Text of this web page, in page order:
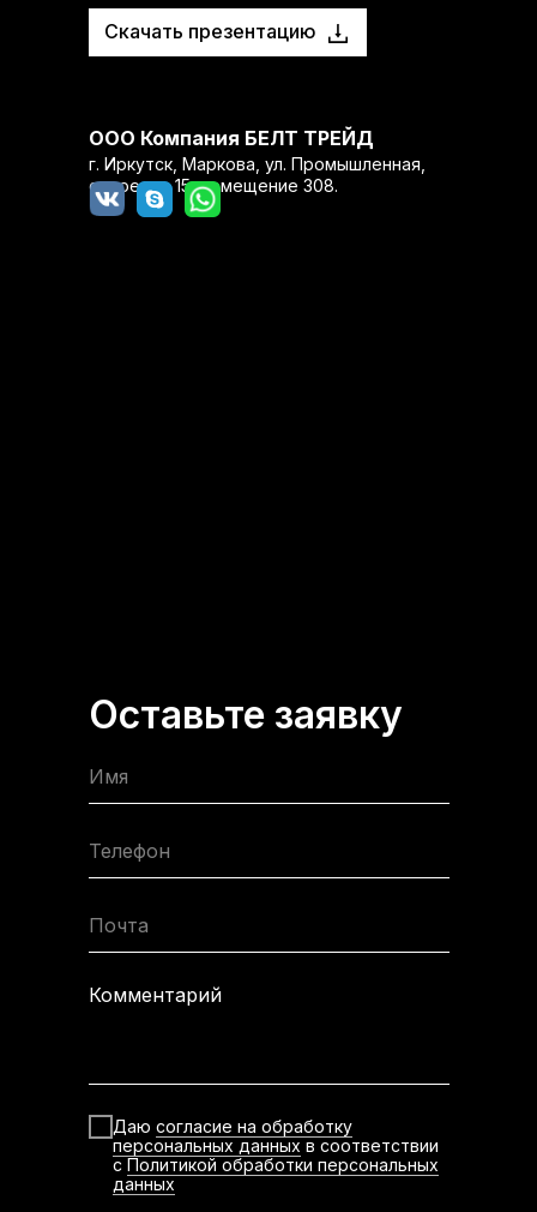
г. Иркутск, Маркова, ул. Промышленная,
строение 15, помещение 308.
Оставьте заявку
Имя
Телефон
Почта
Комментарий
Даю согласие на обработку
персональных данных в соответствии
с Политикой обработки персональных
данных
ООО Компания БЕЛТ ТРЕЙД
Скачать презентацию